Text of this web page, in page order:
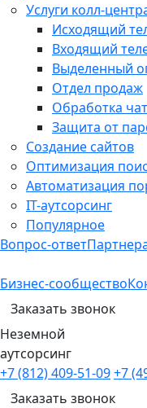
Услуги колл-
Исходящий
Входящий
Выделенный
Отдел продаж
Обработка
Защита от
Создание сайтов
Оптимизация
Автоматизация
IT-аутсорсинг
Популярное
Вопрос-ответ
Бизнес-сообщество
Заказать звонок
Неземной
аутсорсинг
+7 (812) 409-51-09+7
Заказать звонок